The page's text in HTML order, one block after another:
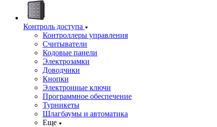
Контроль доступа
Контроллеры управления
Считыватели
Кодовые панели
Электрозамки
Доводчики
Кнопки
Электронные ключи
Программное обеспечение
Турникеты
Шлагбаумы и автоматика
Еще